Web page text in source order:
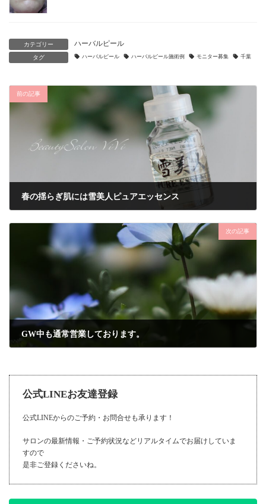
カテゴリー ハーバルピール
タグ ハーバルピール ハーバルピール施術例 モニター募集 千葉
前の記事
春の揺らぎ肌には雪美人ピュアエッセンス
次の記事
GW中も通常営業しております。
公式LINEお友達登録
公式LINEからのご予約・お問合せも承ります！
サロンの最新情報・ご予約状況などリアルタイムでお届けしていま
すので
是非ご登録くださいね。